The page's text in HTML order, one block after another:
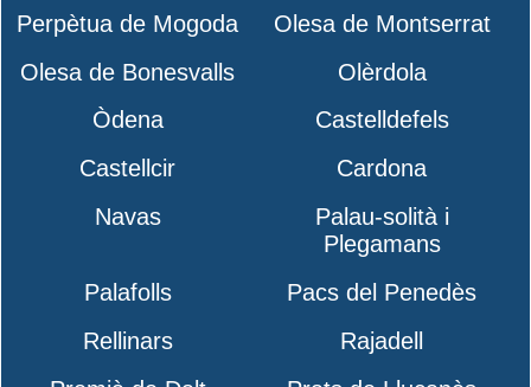
Perpètua de Mogoda
Olesa de Montserrat
Olesa de Bonesvalls
Olèrdola
Òdena
Castelldefels
Castellcir
Cardona
Navas
Palau-solità i
Plegamans
Palafolls
Pacs del Penedès
Rellinars
Rajadell